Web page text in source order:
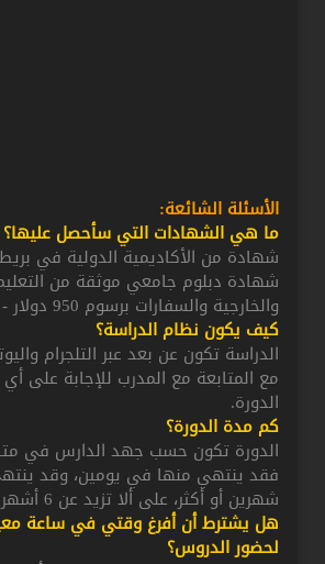
الأسئلة الشائعة:
ما هي الشهادات التي سأحصل عليها؟
شهادة من الأكاديمية الدولية في
شهادة دبلوم جامعي موثقة من
والخارجية والسفارات برسوم 950 دولار - اختيارية.
كيف يكون نظام الدراسة؟
الدراسة تكون عن بعد عبر التلجرام
مع المتابعة مع المدرب للإجابة على
الدورة.
كم مدة الدورة؟
الدورة تكون حسب جهد الدارس في
فقد ينتهي منها في يومين، وقد
شهرين أو أكثر، على ألا تزيد عن 6 أشهر.
هل يشترط أن أفرغ وقتي في ساعة
لحضور الدروس؟